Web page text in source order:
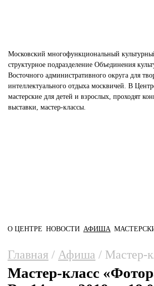
Московский многофункциональный
структурное подразделение Объединения
Восточного административного округа для
интеллектуального отдыха москвичей. В
мастерские для детей и взрослых, проходят
выставки, мастер-классы.
Главное меню
О ЦЕНТРЕ НОВОСТИ АФИША
Вы здесь
Главная / Афиша / Мастер-
Мастер-класс